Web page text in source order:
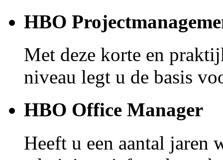
HBO
Met deze korte en
niveau legt u de basis
HBO Office Manager
Heeft u een aantal jaren